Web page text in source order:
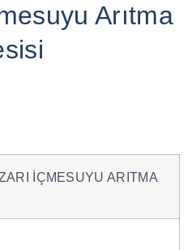
Arıtma
İÇMESUYU ARITMA